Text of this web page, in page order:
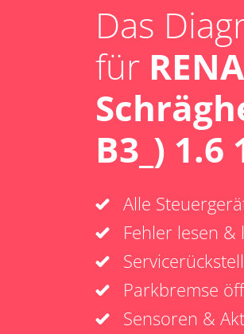
Das
für
B3_) 1.6
Alle
Fehler lesen &
Parkbremse
Sensoren &